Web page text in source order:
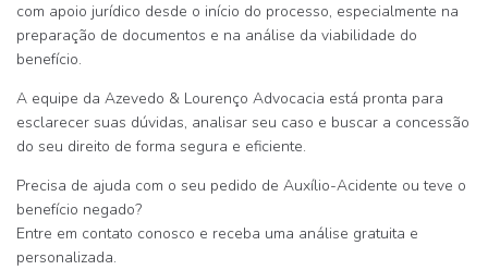
com apoio jurídico desde o início do processo, especialmente na
preparação de documentos e na análise da viabilidade do
benefício.
A equipe da Azevedo & Lourenço Advocacia está pronta para
esclarecer suas dúvidas, analisar seu caso e buscar a concessão
do seu direito de forma segura e eficiente.
Precisa de ajuda com o seu pedido de Auxílio-Acidente ou teve o
benefício negado?
Entre em contato conosco e receba uma análise gratuita e
personalizada.